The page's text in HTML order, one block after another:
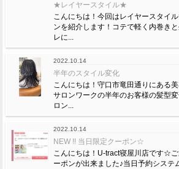
★レイヤースタイル★
こんにちは！今回はレイヤースタイ
ンを紹介します！コテで軽く内巻き
レに...
2022.10.14
半年のスタイル変化
こんにちは！守口市竜田通りにある
サロンワークの半年のお客様の髪型
ロン...
2022.10.14
NEW !! 当日限定クーポン☆
こんにちは！U-tract寝屋川店です☆
ーポンが出来ました♪当日予約シス